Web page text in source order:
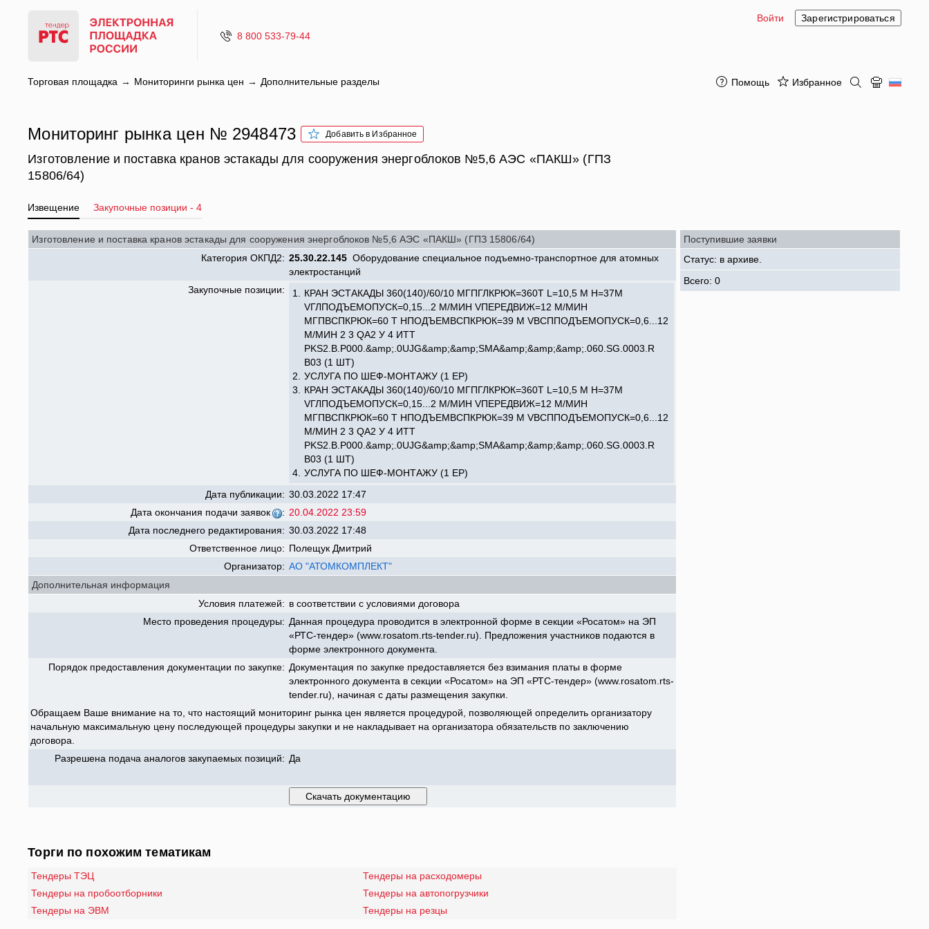
8 800 533-79-44
Войти Зарегистрироваться
Помощь Избранное
Торговая площадка Мониторинги рынка цен Дополнительные разделы
Мониторинг рынка цен № 2948473 Добавить в Избранное
Изготовление и поставка кранов эстакады для сооружения энергоблоков №5,6 АЭС «ПАКШ» (ГПЗ
15806/64)
Извещение Закупочные позиции - 4
Изготовление и поставка кранов эстакады для сооружения энергоблоков №5,6 АЭС «ПАКШ» (ГПЗ 15806/64)
Категория ОКПД2: 25.30.22.145 Оборудование специальное подъемно-транспортное для атомных
электростанций
Закупочные позиции:
1.
КРАН ЭСТАКАДЫ 360(140)/60/10 MГПГЛКРЮК=360Т L=10,5 М H=37М
VГЛПОДЪЕМОПУСК=0,15...2 М/МИН VПЕРЕДВИЖ=12 М/МИН
MГПВСПКРЮК=60 Т HПОДЪЕМВСПКРЮК=39 М VВСППОДЪЕМОПУСК=0,6...12
М/МИН 2 3 QA2 У 4 ИТТ
PKS2.B.P000.&amp;.0UJG&amp;&amp;SMA&amp;&amp;&amp;.060.SG.0003.R
B03 (1 ШТ)
2.
УСЛУГА ПО ШЕФ-МОНТАЖУ (1 ЕР)
3.
КРАН ЭСТАКАДЫ 360(140)/60/10 MГПГЛКРЮК=360Т L=10,5 М H=37М
VГЛПОДЪЕМОПУСК=0,15...2 М/МИН VПЕРЕДВИЖ=12 М/МИН
MГПВСПКРЮК=60 Т HПОДЪЕМВСПКРЮК=39 М VВСППОДЪЕМОПУСК=0,6...12
М/МИН 2 3 QA2 У 4 ИТТ
PKS2.B.P000.&amp;.0UJG&amp;&amp;SMA&amp;&amp;&amp;.060.SG.0003.R
B03 (1 ШТ)
4. УСЛУГА ПО ШЕФ-МОНТАЖУ (1 ЕР)
Дата публикации: 30.03.2022 17:47
Дата окончания подачи заявок
: 20.04.2022 23:59
Дата последнего редактирования: 30.03.2022 17:48
Ответственное лицо: Полещук Дмитрий
Организатор: АО "АТОМКОМПЛЕКТ"
Дополнительная информация
Условия платежей: в соответствии с условиями договора
Место проведения процедуры: Данная процедура проводится в электронной форме в секции «Росатом» на ЭП
«РТС-тендер» (www.rosatom.rts-tender.ru). Предложения участников подаются в
форме электронного документа.
Порядок предоставления документации по закупке: Документация по закупке предоставляется без взимания платы в форме
электронного документа в секции «Росатом» на ЭП «РТС-тендер» (www.rosatom.rts-
tender.ru), начиная с даты размещения закупки.
Обращаем Ваше внимание на то, что настоящий мониторинг рынка цен является процедурой, позволяющей определить организатору
начальную максимальную цену последующей процедуры закупки и не накладывает на организатора обязательств по заключению
договора.
Разрешена подача аналогов закупаемых позиций: Да
Торги по похожим тематикам
Тендеры ТЭЦ
Тендеры на расходомеры
Тендеры на пробоотборники
Тендеры на автопогрузчики
Тендеры на ЭВМ
Тендеры на резцы
Поступившие заявки
Статус: в архиве.
Всего: 0